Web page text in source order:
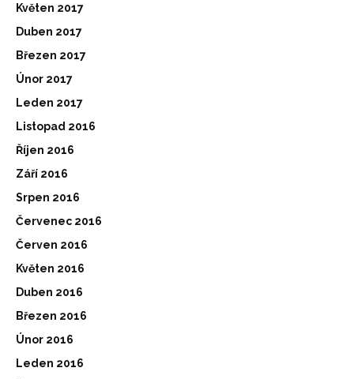
Květen 2017
Duben 2017
Březen 2017
Únor 2017
Leden 2017
Listopad 2016
Říjen 2016
Září 2016
Srpen 2016
Červenec 2016
Červen 2016
Květen 2016
Duben 2016
Březen 2016
Únor 2016
Leden 2016